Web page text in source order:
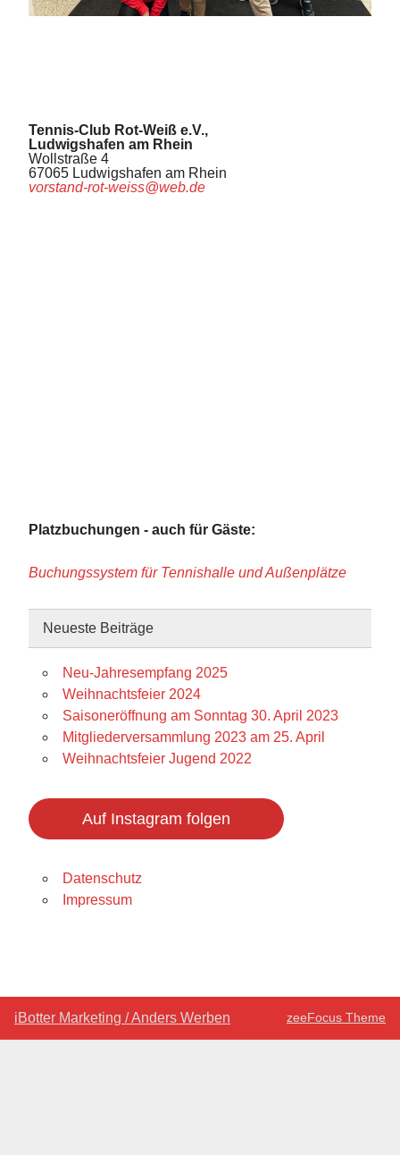
Tennis-Club Rot-Weiß e.V.,
Ludwigshafen am Rhein
Wollstraße 4
67065 Ludwigshafen am Rhein
vorstand-rot-weiss@web.de
Platzbuchungen - auch für Gäste:
Buchungssystem für Tennishalle und Außenplätze
Neueste Beiträge
Neu-Jahresempfang 2025
Weihnachtsfeier 2024
Saisoneröffnung am Sonntag 30. April 2023
Mitgliederversammlung 2023 am 25. April
Weihnachtsfeier Jugend 2022
Auf Instagram folgen
Datenschutz
Impressum
iBotter Marketing / Anders Werben zeeFocus Theme